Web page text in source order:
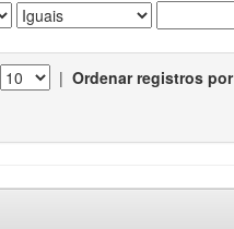
| Ordenar registros por